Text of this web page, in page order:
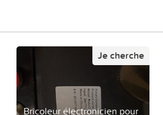
Bricoleur électronicien pour
Je cherche